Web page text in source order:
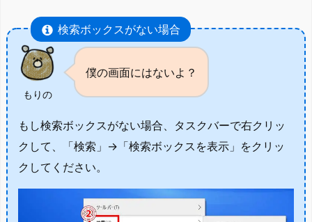
検索ボックスがない場合
もりの
僕の画面にはないよ？
もし検索ボックスがない場合、タスクバーで右クリッ
クして、「検索」→「検索ボックスを表示」をクリッ
クしてください。